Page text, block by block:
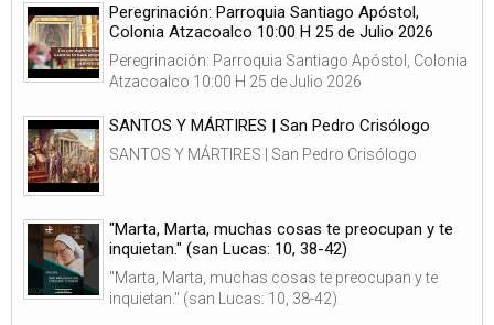
Peregrinación: Parroquia Santiago Apóstol,
Colonia Atzacoalco 10:00 H 25 de Julio 2026
Peregrinación: Parroquia Santiago Apóstol, Colonia
Atzacoalco 10:00 H 25 de Julio 2026
SANTOS Y MÁRTIRES | San Pedro Crisólogo
SANTOS Y MÁRTIRES | San Pedro Crisólogo
"Marta, Marta, muchas cosas te preocupan y te
inquietan." (san Lucas: 10, 38-42)
"Marta, Marta, muchas cosas te preocupan y te
inquietan." (san Lucas: 10, 38-42)